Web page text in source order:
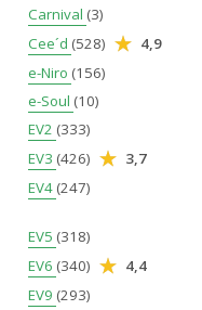
Carnival (3)
Cee´d (528)
4,9
e-Niro (156)
e-Soul (10)
EV2 (333)
EV3 (426)
3,7
EV4 (247)
EV5 (318)
EV6 (340)
4,4
EV9 (293)